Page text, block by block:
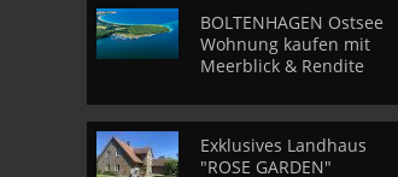
BOLTENHAGEN Ostsee
Wohnung kaufen mit
Meerblick & Rendite
Exklusives Landhaus
"ROSE GARDEN"